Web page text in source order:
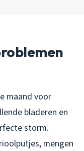
maand voor
bladeren en
storm.
mengen